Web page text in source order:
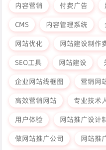
内容营销
付费广告
CMS
内容管理系统
网站优化
网站建设制作
SEO工具
网站建设
企业网站线框图
营销网
高效营销网站
专业技术
用户体验
网站推广设计
做网站推广公司
网站推